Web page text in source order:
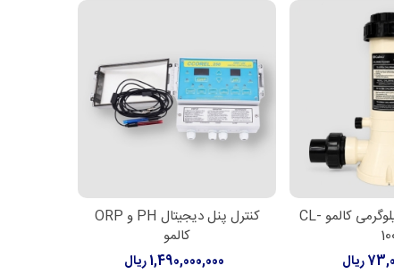
کلرزن خطی 2 کیلوگرمی کالمو CL-
ریال
اطلاعات بیشتر
کنترل پنل دیجیتال PH و ORP
کالمو
1,490,000,000 ریال